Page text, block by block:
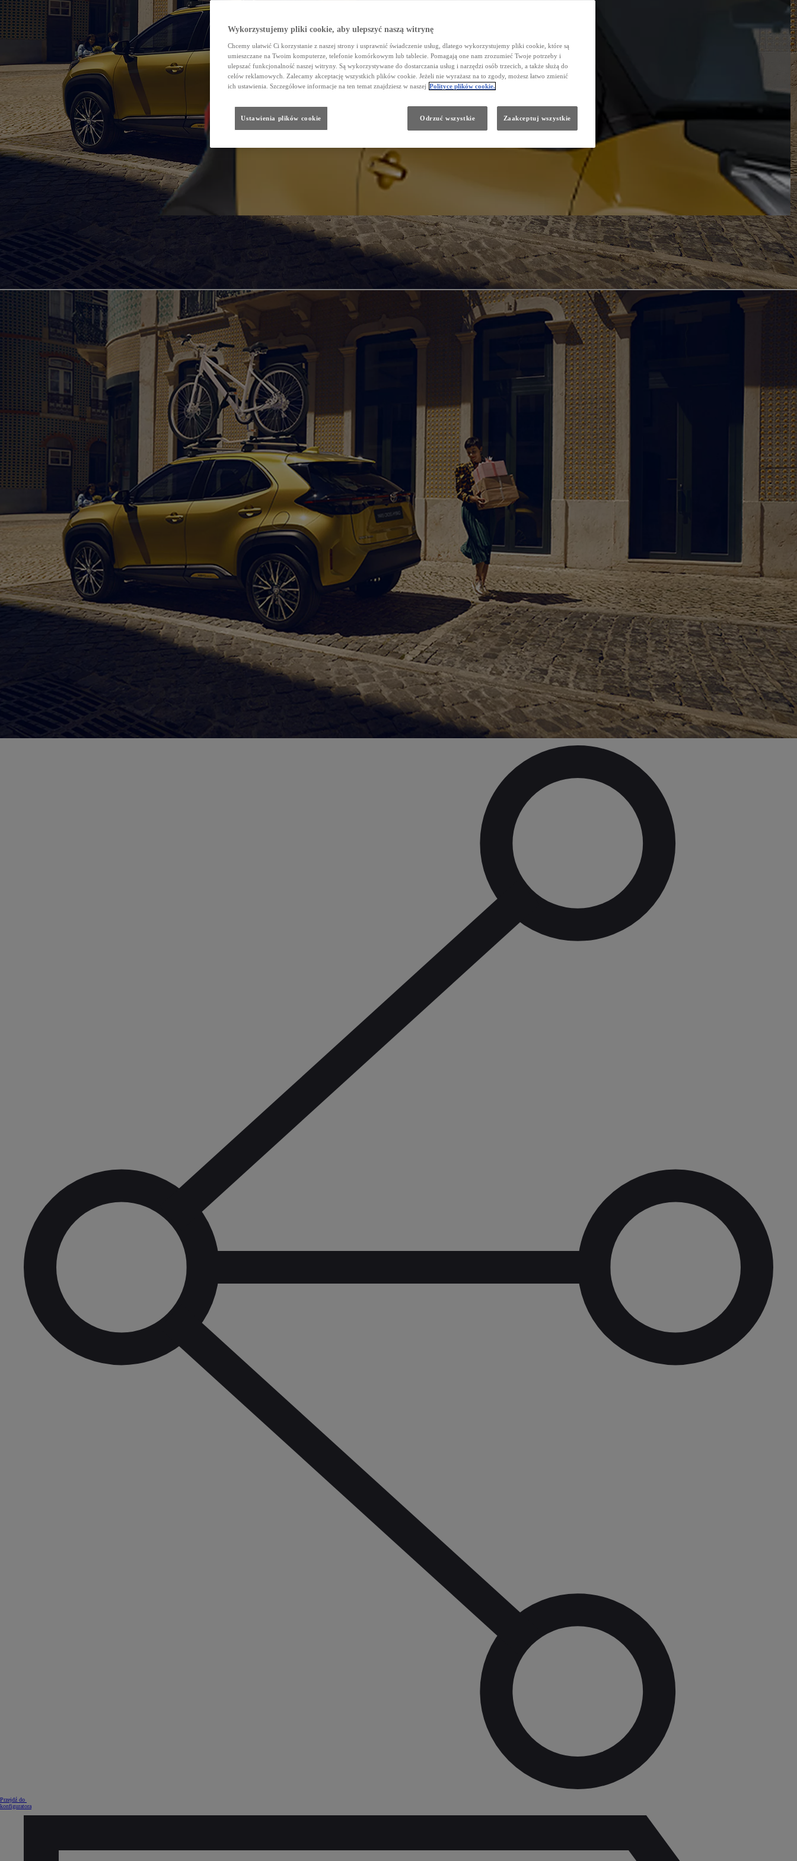
Przejdź do
konfiguratora
Wykorzystujemy pliki cookie, aby ulepszyć naszą witrynę
Chcemy ułatwić Ci korzystanie z naszej strony i usprawnić świadczenie usług, dlatego wykorzystujemy pliki cookie, które są
umieszczane na Twoim komputerze, telefonie komórkowym lub tablecie. Pomagają one nam zrozumieć Twoje potrzeby i
ulepszać funkcjonalność naszej witryny. Są wykorzystywane do dostarczania usług i narzędzi osób trzecich, a także służą do
celów reklamowych. Zalecamy akceptację wszystkich plików cookie. Jeżeli nie wyrażasz na to zgody, możesz łatwo zmienić
ich ustawienia. Szczegółowe informacje na ten temat znajdziesz w naszej Polityce plików cookie.
Ustawienia plików cookie Odrzuć wszystkie Zaakceptuj wszystkie